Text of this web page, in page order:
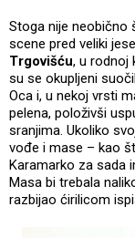
Stoga nije neobično
scene pred veliki
Trgovišću, u rodnoj
su se okupljeni
Oca i, u nekoj vrsti
pelena, položivši
sranjima. Ukoliko
vođe i mase – kao
Karamarko za sada
Masa bi trebala
razbijao ćirilicom